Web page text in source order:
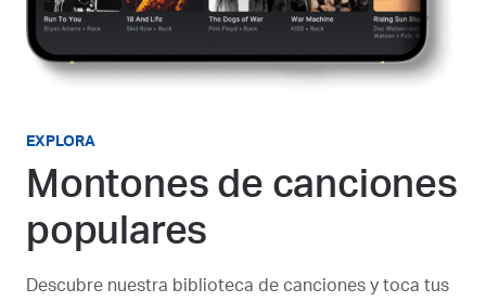
EXPLORA
Montones de canciones
populares
Descubre nuestra biblioteca de canciones y toca tus